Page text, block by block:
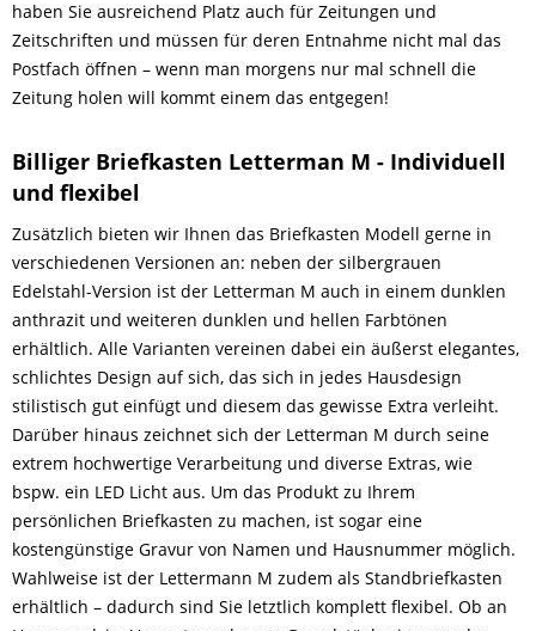
haben Sie ausreichend Platz auch für Zeitungen und
Zeitschriften und müssen für deren Entnahme nicht mal das
Postfach öffnen – wenn man morgens nur mal schnell die
Zeitung holen will kommt einem das entgegen!
Billiger Briefkasten Letterman M - Individuell
und flexibel
Zusätzlich bieten wir Ihnen das Briefkasten Modell gerne in
verschiedenen Versionen an: neben der silbergrauen
Edelstahl-Version ist der Letterman M auch in einem dunklen
anthrazit und weiteren dunklen und hellen Farbtönen
erhältlich. Alle Varianten vereinen dabei ein äußerst elegantes,
schlichtes Design auf sich, das sich in jedes Hausdesign
stilistisch gut einfügt und diesem das gewisse Extra verleiht.
Darüber hinaus zeichnet sich der Letterman M durch seine
extrem hochwertige Verarbeitung und diverse Extras, wie
bspw. ein LED Licht aus. Um das Produkt zu Ihrem
persönlichen Briefkasten zu machen, ist sogar eine
kostengünstige Gravur von Namen und Hausnummer möglich.
Wahlweise ist der Lettermann M zudem als Standbriefkasten
erhältlich – dadurch sind Sie letztlich komplett flexibel. Ob an